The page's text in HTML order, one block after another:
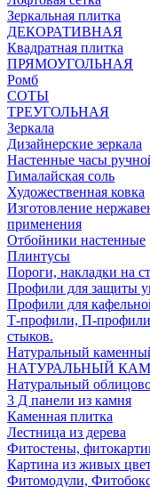
Зеркальная плитка
ДЕКОРАТИВНАЯ
Квадратная плитка
ПРЯМОУГОЛЬНАЯ
Ромб
СОТЫ
ТРЕУГОЛЬНАЯ
Зеркала
Дизайнерские зеркала
Настенные часы
Гималайская соль
Художественная ковка
Изготовление
применения
Отбойники настенные
Плинтусы
Пороги, накладки на
Профили для защиты
Профили для
Т-профили, П-
стыков.
Натуральный
НАТУРАЛЬНЫЙ
Натуральный
3 Д панели из камня
Каменная плитка
Лестница из дерева
Фитостены,
Картина из живых
Фитомодули,